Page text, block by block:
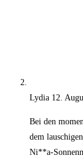
Lydia 12.
Bei den
dem
Ni**a-